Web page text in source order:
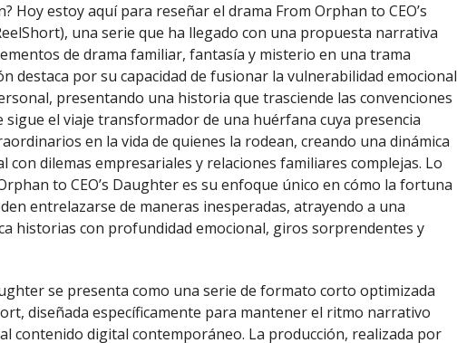
Hoy estoy aquí para reseñar el drama From Orphan to CEO’s
una serie que ha llegado con una propuesta narrativa
de drama familiar, fantasía y misterio en una trama
destaca por su capacidad de fusionar la vulnerabilidad emocional
presentando una historia que trasciende las convenciones
sigue el viaje transformador de una huérfana cuya presencia
en la vida de quienes la rodean, creando una dinámica
con dilemas empresariales y relaciones familiares complejas. Lo
to CEO’s Daughter es su enfoque único en cómo la fortuna
entrelazarse de maneras inesperadas, atrayendo a una
historias con profundidad emocional, giros sorprendentes y
se presenta como una serie de formato corto optimizada
diseñada específicamente para mantener el ritmo narrativo
contenido digital contemporáneo. La producción, realizada por